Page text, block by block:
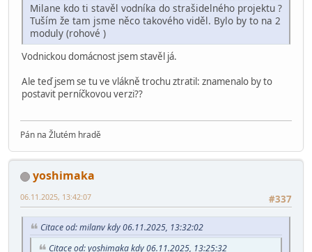
Milane kdo ti stavěl vodníka do strašidelného projektu ?
Tuším že tam jsme něco takového viděl. Bylo by to na 2
moduly (rohové )
Vodnickou domácnost jsem stavěl já.
Ale teď jsem se tu ve vlákně trochu ztratil: znamenalo by to
postavit perníčkovou verzi??
Pán na Žlutém hradě
yoshimaka
#337
06.11.2025, 13:42:07
Citace od: milanv kdy 06.11.2025, 13:32:02
Citace od: yoshimaka kdy 06.11.2025, 13:25:32